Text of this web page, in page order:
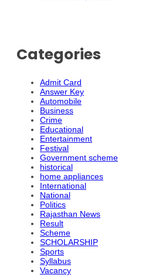
Categories
Admit Card
Answer Key
Automobile
Business
Crime
Educational
Entertainment
Festival
Government scheme
historical
home appliances
International
National
Politics
Rajasthan News
Result
Scheme
SCHOLARSHIP
Sports
Syllabus
Vacancy